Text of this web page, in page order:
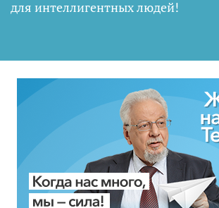
для интеллигентных людей!